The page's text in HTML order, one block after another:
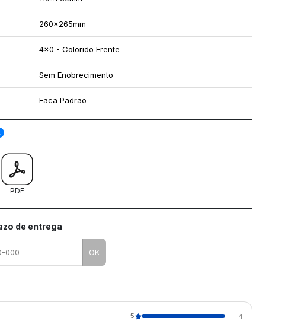
260x265mm
4x0 - Colorido Frente
Sem Enobrecimento
Faca Padrão
Saiba como utilizar os nossos gabaritos
PDF
de entrega
OK
5
4